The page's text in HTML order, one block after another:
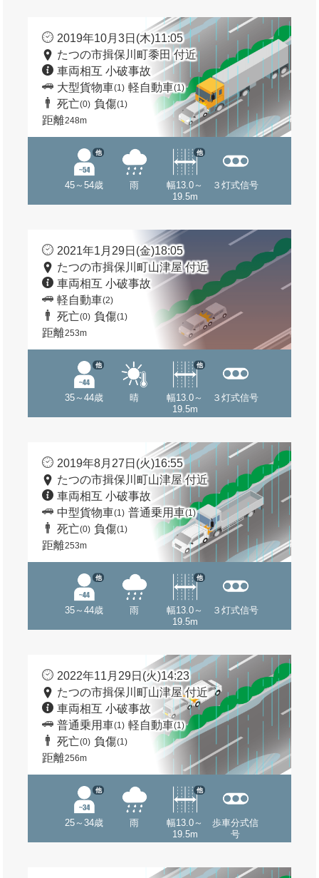
2019年10月3日(木)11:05
たつの市揖保川町黍田 付近
車両相互 小破事故
大型貨物車(1) 軽自動車(1)
死亡(0) 負傷(1)
距離248m
45～54歳
他
雨
幅13.0～
19.5m
他
３灯式信号
2021年1月29日(金)18:05
たつの市揖保川町山津屋 付近
車両相互 小破事故
軽自動車(2)
死亡(0) 負傷(1)
距離253m
35～44歳
他
晴
幅13.0～
19.5m
他
３灯式信号
2019年8月27日(火)16:55
たつの市揖保川町山津屋 付近
車両相互 小破事故
中型貨物車(1) 普通乗用車(1)
死亡(0) 負傷(1)
距離253m
35～44歳
他
雨
幅13.0～
19.5m
他
３灯式信号
2022年11月29日(火)14:23
たつの市揖保川町山津屋 付近
車両相互 小破事故
普通乗用車(1) 軽自動車(1)
死亡(0) 負傷(1)
距離256m
25～34歳
他
雨
幅13.0～
19.5m
他
歩車分式信
号